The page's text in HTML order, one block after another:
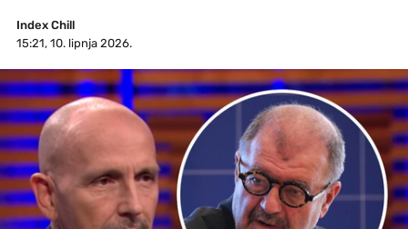
Index Chill
15:21, 10. lipnja 2026.